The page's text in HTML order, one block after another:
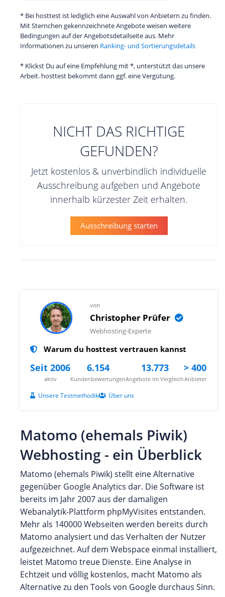
* Bei hosttest ist lediglich eine Auswahl von Anbietern zu finden.
Mit Sternchen gekennzeichnete Angebote weisen weitere
Bedingungen auf der Angebotsdetailseite aus. Mehr
Informationen zu unseren Ranking- und Sortierungsdetails
* Klickst Du auf eine Empfehlung mit *, unterstützt das unsere
Arbeit. hosttest bekommt dann ggf. eine Vergütung.
NICHT DAS RICHTIGE
GEFUNDEN?
Jetzt kostenlos & unverbindlich individuelle
Ausschreibung aufgeben und Angebote
innerhalb kürzester Zeit erhalten.
Ausschreibung starten
von
Christopher Prüfer
Webhosting-Experte
Warum du hosttest vertrauen kannst
Seit 2006
aktiv
6.154
Kundenbewertungen
13.773
Angebote im Vergleich
> 400
Anbieter
Unsere Testmethodik Über uns
Matomo (ehemals Piwik)
Webhosting - ein Überblick
Matomo (ehemals Piwik) stellt eine Alternative
gegenüber Google Analytics dar. Die Software ist
bereits im Jahr 2007 aus der damaligen
Webanalytik-Plattform phpMyVisites entstanden.
Mehr als 140000 Webseiten werden bereits durch
Matomo analysiert und das Verhalten der Nutzer
aufgezeichnet. Auf dem Webspace einmal installiert,
leistet Matomo treue Dienste. Eine Analyse in
Echtzeit und völlig kostenlos, macht Matomo als
Alternative zu den Tools von Google durchaus Sinn.